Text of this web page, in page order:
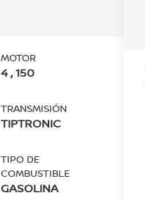
MOTOR
4 , 150
TRANSMISIÓN
TIPTRONIC
TIPO DE
COMBUSTIBLE
GASOLINA